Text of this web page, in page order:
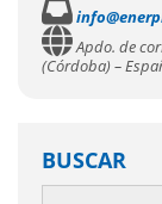
Apdo. de
(Córdoba) –
BUSCAR